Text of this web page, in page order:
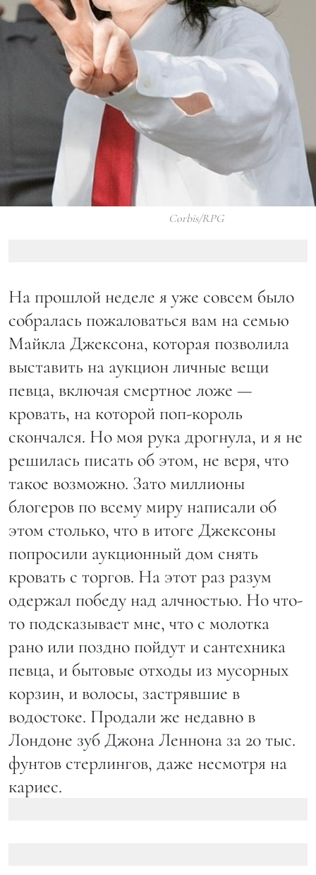
Corbis/RPG
На прошлой неделе я уже совсем было
собралась пожаловаться вам на семью
Майкла Джексона, которая позволила
выставить на аукцион личные вещи
певца, включая смертное ложе —
кровать, на которой поп-король
скончался. Но моя рука дрогнула, и я не
решилась писать об этом, не веря, что
такое возможно. Зато миллионы
блогеров по всему миру написали об
этом столько, что в итоге Джексоны
попросили аукционный дом снять
кровать с торгов. На этот раз разум
одержал победу над алчностью. Но что-
то подсказывает мне, что с молотка
рано или поздно пойдут и сантехника
певца, и бытовые отходы из мусорных
корзин, и волосы, застрявшие в
водостоке. Продали же недавно в
Лондоне зуб Джона Леннона за 20 тыс.
фунтов стерлингов, даже несмотря на
кариес.